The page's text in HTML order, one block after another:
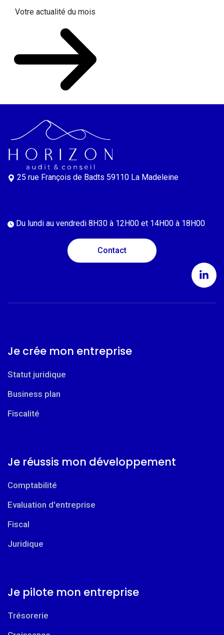
Votre actualité du mois
25 rue François de Badts 59110 La Madeleine
Du lundi au vendredi 8H30 à 12H00 et 14H00 à 18H00
Contact
Je crée mon entreprise
Statut juridique
Business plan
Fiscalité
Je réussis mon développement
Comptabilité
Evaluation d'entreprise
Fiscal
Juridique
Je pilote mon entreprise
Trésorerie